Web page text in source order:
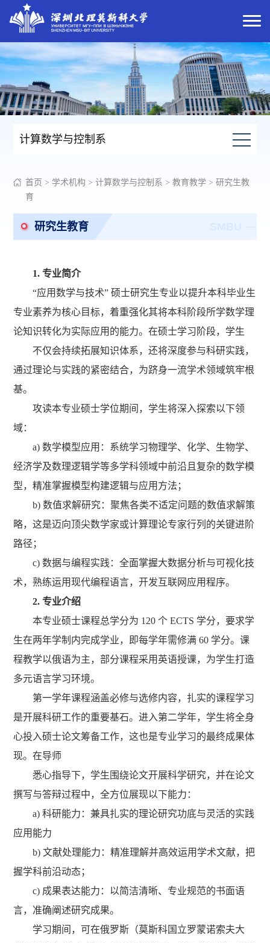
计算数学与控制系
首页 > 学术机构 >计算数学与控制系 >教育教学 >研究生教
育
研究生教育
1. 专业简介
“应用数学与技术” 硕士研究生专业以提升本科毕业生
专业素养为核心目标，着重强化其将本科阶段所学数学理
论知识转化为实际应用的能力。在硕士学习阶段，学生
不仅会持续拓展知识体系，还将深度参与科研实践，
通过理论与实践的紧密结合，为跻身一流学术领域筑牢根
基。
攻读本专业硕士学位期间，学生将深入探索以下领
域：
a) 数学模型应用：系统学习物理学、化学、生物学、
经济学及数理逻辑学等多学科领域中前沿且复杂的数学模
型，精准掌握模型构建逻辑与应用方法；
b) 数值求解研究：聚焦各类不适定问题的数值求解策
略，这是迈向顶尖数学家或计算理论专家行列的关键进阶
路径；
c) 数据与编程实践：全面掌握大数据分析与可视化技
术，熟练运用现代编程语言，开发互联网应用程序。
2. 专业介绍
本专业硕士课程总学分为 120 个 ECTS 学分，要求学
生在两年学制内完成学业，即每学年需修满 60 学分。课
程教学以俄语为主，部分课程采用英语授课，为学生打造
多元语言学习环境。
第一学年课程涵盖必修与选修内容，扎实的课程学习
是开展科研工作的重要基石。进入第二学年，学生将全身
心投入硕士论文筹备工作，这也是专业学习的最终成果体
现。在导师
悉心指导下，学生围绕论文开展科学研究，并在论文
撰写与答辩过程中，全方位展现以下能力：
a) 科研能力：兼具扎实的理论研究功底与灵活的实践
应用能力
b) 文献处理能力：精准理解并高效运用学术文献，把
握学科前沿动态；
c) 成果表达能力：以简洁清晰、专业规范的书面语
言，准确阐述研究成果。
学习期间，可在俄罗斯（莫斯科国立罗蒙诺索夫大